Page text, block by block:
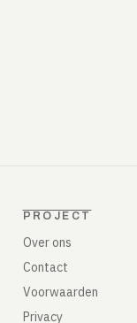
PROJECT
Over ons
Contact
Voorwaarden
Privacy